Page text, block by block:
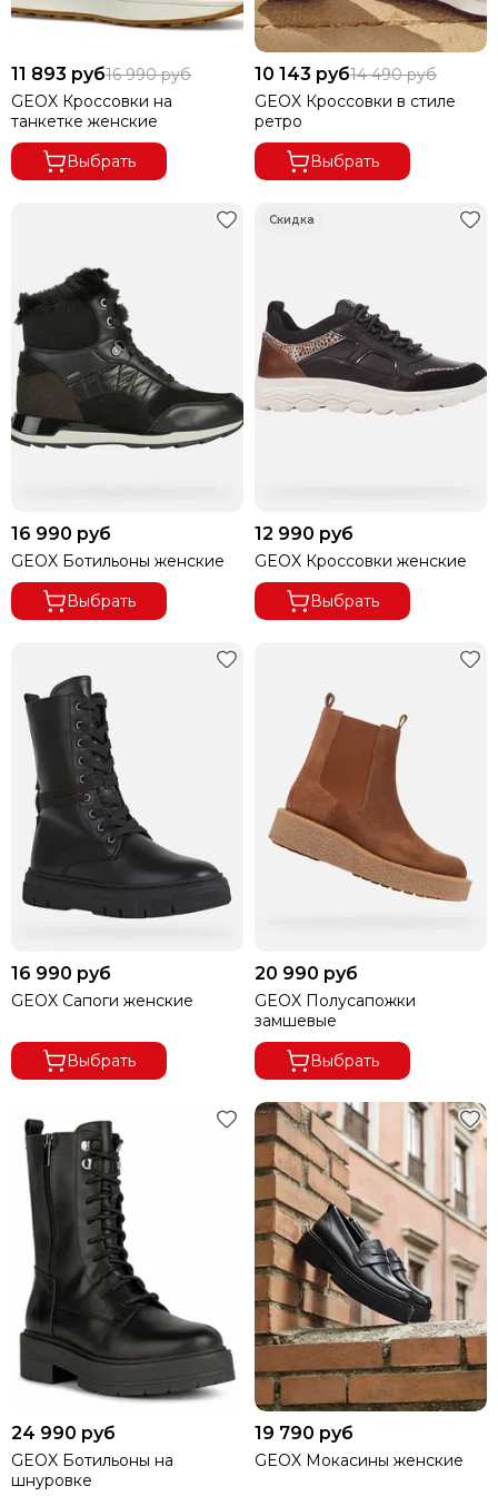
11 893 руб16 990 руб
GEOX Кроссовки на
танкетке женские
Выбрать
10 143 руб14 490 руб
GEOX Кроссовки в стиле
ретро
Выбрать
16 990 руб
GEOX Ботильоны женские
Выбрать
12 990 руб
GEOX Кроссовки женские
Выбрать
16 990 руб
GEOX Сапоги женские
Выбрать
20 990 руб
GEOX Полусапожки
замшевые
Выбрать
24 990 руб
GEOX Ботильоны на
шнуровке
19 790 руб
GEOX Мокасины женские